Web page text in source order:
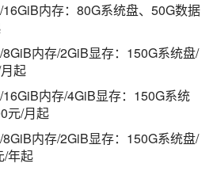
内存：80G系统盘、50G数据
内存/2GiB显存：150G系统盘/
起
内存/4GiB显存：150G系统
元/月起
内存/2GiB显存：150G系统盘/
/年起